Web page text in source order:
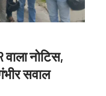
वाला नोटिस,
सवाल